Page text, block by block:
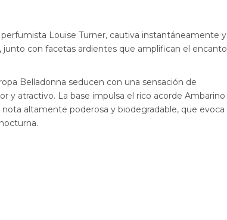
perfumista Louise Turner, cautiva instantáneamente y
con facetas ardientes que amplifican el encanto
Belladonna seducen con una sensación de
y atractivo. La base impulsa el rico acorde Ambarino
altamente poderosa y biodegradable, que evoca